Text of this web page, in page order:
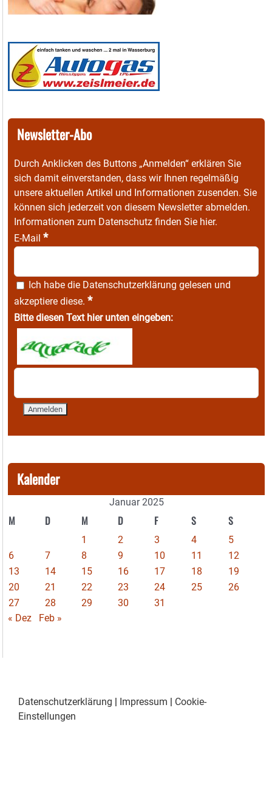
Newsletter-Abo
Durch Anklicken des Buttons „Anmelden“ erklären Sie
sich damit einverstanden, dass wir Ihnen regelmäßig
unsere aktuellen Artikel und Informationen zusenden. Sie
können sich jederzeit von diesem Newsletter abmelden.
Informationen zum Datenschutz finden Sie hier.
E-Mail *
Ich habe die Datenschutzerklärung gelesen und
akzeptiere diese. *
Bitte diesen Text hier unten eingeben:
Kalender
Januar 2025
M D M D F S S
1 2 3 4
5
6
7 8 9 10 11
12
13
14 15 16 17 18
19
20
21 22 23 24 25
26
27
28 29 30
31
« Dez
Feb »
Datenschutzerklärung | Impressum | Cookie-
Einstellungen